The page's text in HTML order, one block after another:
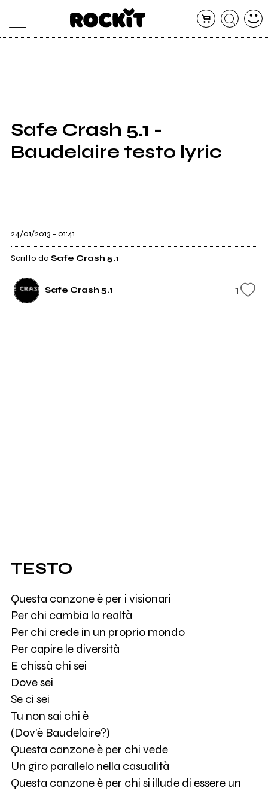
SHOP
RADIO
Safe Crash 5.1 -
Baudelaire testo lyric
24/01/2013 - 01:41
Scritto da Safe Crash 5.1
Safe Crash 5.1 1
TESTO
Questa canzone è per i visionari
Per chi cambia la realtà
Per chi crede in un proprio mondo
Per capire le diversità
E chissà chi sei
Dove sei
Se ci sei
Tu non sai chi è
(Dov'è Baudelaire?)
Questa canzone è per chi vede
Un giro parallelo nella casualità
Questa canzone è per chi si illude di essere un